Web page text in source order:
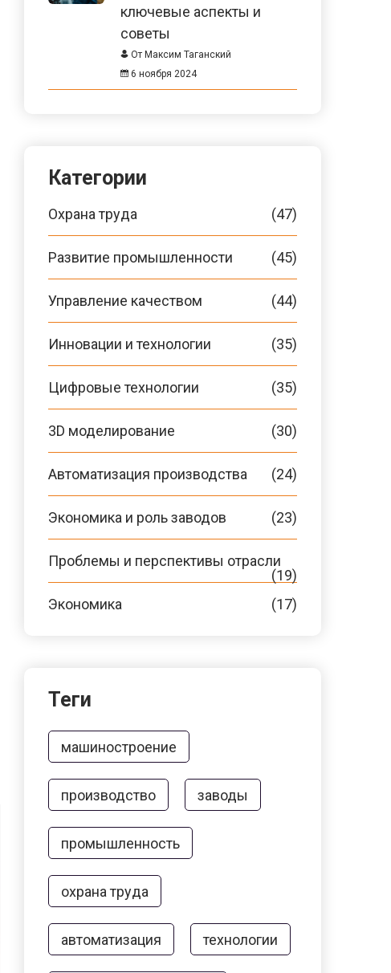
ключевые аспекты и
советы
От Максим Таганский
6 ноября 2024
Категории
Охрана труда (47)
Развитие промышленности (45)
Управление качеством (44)
Инновации и технологии (35)
Цифровые технологии (35)
3D моделирование (30)
Автоматизация производства (24)
Экономика и роль заводов (23)
Проблемы и перспективы отрасли
(19)
Экономика
(17)
Теги
машиностроение
производство заводы
промышленность
охрана труда
автоматизация технологии